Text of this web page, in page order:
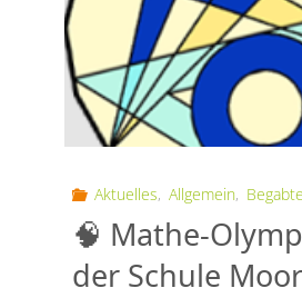
Juni"
Aktuelles, Allgemein,
🧠 Mathe-
der Schule